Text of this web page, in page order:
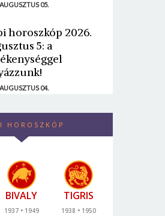
05.
horoszkóp 2026.
5: a
04.
HOROSZKÓP
BIVALY
1937
1949
TIGRIS
1938
1950